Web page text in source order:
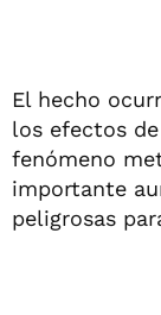
El hecho
los efectos
fenómeno
importante
peligrosas